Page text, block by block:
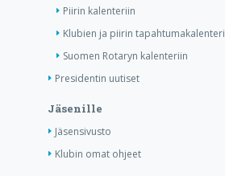
Piirin kalenteriin
Klubien ja piirin tapahtumakalenteri
Suomen Rotaryn kalenteriin
Presidentin uutiset
Jäsenille
Jäsensivusto
Klubin omat ohjeet